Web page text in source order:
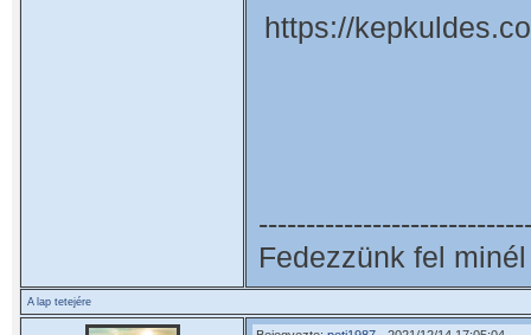
https://
Fedezzünk fel
A lap tetejére